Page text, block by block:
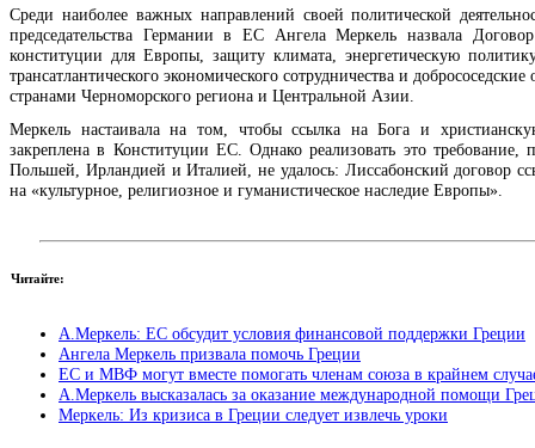
Среди наиболее важных направлений своей политической
председательства Германии в ЕС Ангела Меркель назвала
конституции для Европы, защиту климата, энергетическую
трансатлантического экономического сотрудничества и
странами Черноморского региона и Центральной Азии.
Меркель настаивала на том, чтобы ссылка на Бога и
закреплена в Конституции ЕС. Однако реализовать это требование,
Польшей, Ирландией и Италией, не удалось: Лиссабонский договор
на «культурное, религиозное и гуманистическое наследие Европы».
Читайте:
А.Меркель: ЕС обсудит условия финансовой поддержки Греции
Ангела Меркель призвала помочь Греции
ЕС и МВФ могут вместе помогать членам союза в крайнем
А.Меркель высказалась за оказание международной помощи
Меркель: Из кризиса в Греции следует извлечь уроки